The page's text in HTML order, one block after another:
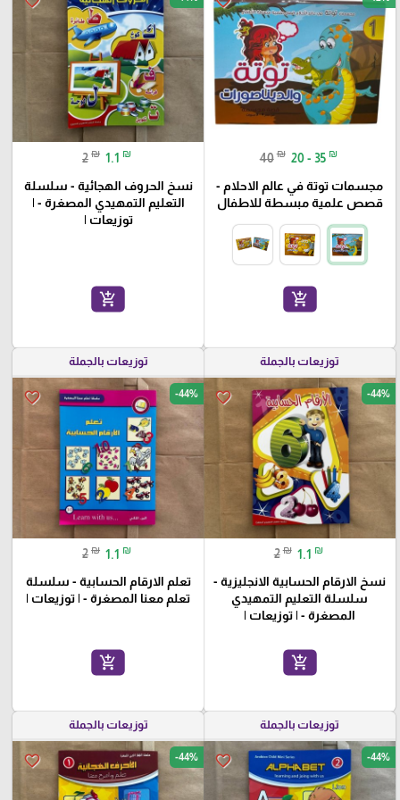
40 ₪ 20 - 35 ₪
مجسمات توتة في عالم الاحلام -
قصص علمية مبسطة للاطفال
add_shopping_cart
2 ₪ 1.1 ₪
نسخ الحروف الهجائية - سلسلة
التعليم التمهيدي المصغرة - |
توزيعات |
add_shopping_cart
توزيعات بالجملة
favorite_border -44%
2 ₪ 1.1 ₪
نسخ الارقام الحسابية الانجليزية -
سلسلة التعليم التمهيدي
المصغرة - | توزيعات |
add_shopping_cart
توزيعات بالجملة
favorite_border -44%
2 ₪ 1.1 ₪
تعلم الارقام الحسابية - سلسلة
تعلم معنا المصغرة - | توزيعات |
add_shopping_cart
توزيعات بالجملة
favorite_border -44%
توزيعات بالجملة
favorite_border -44%